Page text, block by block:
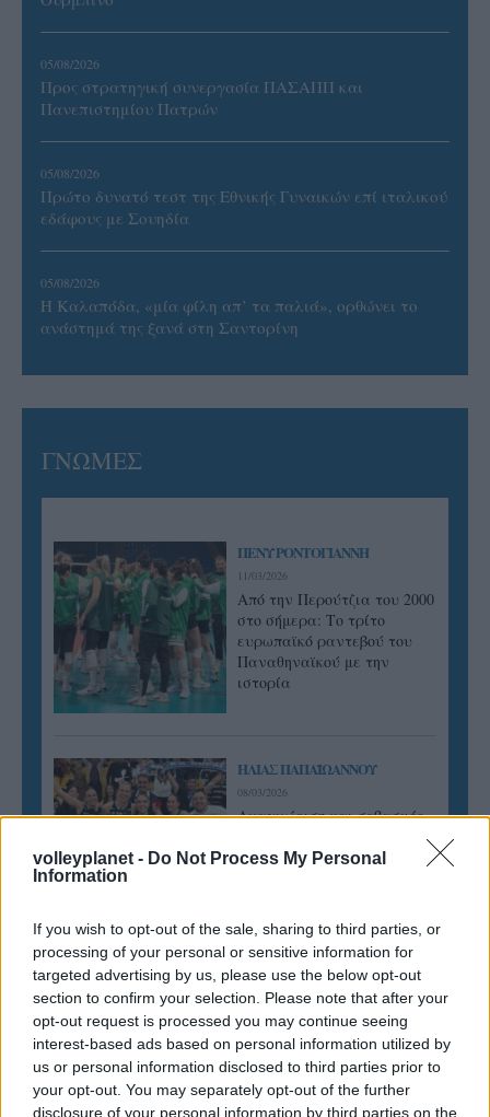
volleyplanet - Do Not Process My Personal
Information
If you wish to opt-out of the sale, sharing to third parties, or
processing of your personal or sensitive information for
targeted advertising by us, please use the below opt-out
section to confirm your selection. Please note that after your
opt-out request is processed you may continue seeing
interest-based ads based on personal information utilized by
us or personal information disclosed to third parties prior to
your opt-out. You may separately opt-out of the further
disclosure of your personal information by third parties on the
05/08/2026
Προς στρατηγική συνεργασία ΠΑΣΑΠΠ και
Πανεπιστημίου Πατρών
05/08/2026
Πρώτο δυνατό τεστ της Εθνικής Γυναικών επί ιταλικού
εδάφους με Σουηδία
05/08/2026
Η Καλαπόδα, «μία φίλη απ’ τα παλιά», ορθώνει το
ανάστημά της ξανά στη Σαντορίνη
ΓΝΩΜΕΣ
ΠΕΝΥ ΡΟΝΤΟΓΙΑΝΝΗ
11/03/2026
Από την Περούτζια του 2000
στο σήμερα: Tο τρίτο
ευρωπαϊκό ραντεβού του
Παναθηναϊκού με την
ιστορία
ΗΛΙΑΣ ΠΑΠΑΪΩΑΝΝΟΥ
08/03/2026
Αναγνώριση και σεβασμός
οι σημαντικότερες νίκες του
Α.Ο. Θήρας